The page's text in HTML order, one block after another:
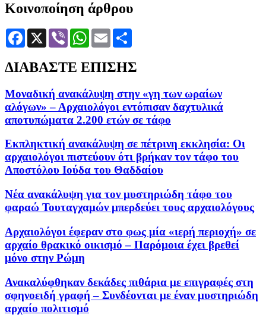
Κοινοποίηση άρθρου
Facebook
X Viber WhatsApp
Email
ΔΙΑΒΑΣΤΕ ΕΠΙΣΗΣ
Μοναδική ανακάλυψη στην «γη των ωραίων
αλόγων» – Αρχαιολόγοι εντόπισαν δαχτυλικά
αποτυπώματα 2.200 ετών σε τάφο
Εκπληκτική ανακάλυψη σε πέτρινη εκκλησία: Οι
αρχαιολόγοι πιστεύουν ότι βρήκαν τον τάφο του
Αποστόλου Ιούδα του Θαδδαίου
Νέα ανακάλυψη για τον μυστηριώδη τάφο του
φαραώ Τουταγχαμών μπερδεύει τους αρχαιολόγους
Αρχαιολόγοι έφεραν στο φως μία «ιερή περιοχή» σε
αρχαίο θρακικό οικισμό – Παρόμοια έχει βρεθεί
μόνο στην Ρώμη
Ανακαλύφθηκαν δεκάδες πιθάρια με επιγραφές στη
σφηνοειδή γραφή – Συνδέονται με έναν μυστηριώδη
αρχαίο πολιτισμό